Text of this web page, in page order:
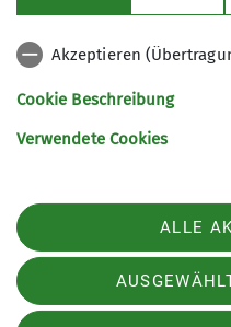
wichtige Infos
Partner
83317 Teisendorf
Telefon +4986666177
Akzeptieren
Cookie Beschreibung
Verwendete Cookies
ALLE